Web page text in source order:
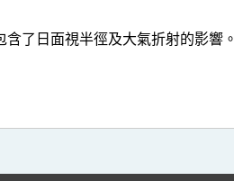
了日面視半徑及大氣折射的影響。